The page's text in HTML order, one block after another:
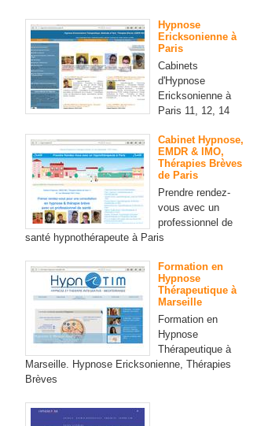
Hypnose
Ericksonienne à
Paris
Cabinets
d'Hypnose
Ericksonienne à
Paris 11, 12, 14
Cabinet Hypnose,
EMDR & IMO,
Thérapies Brèves
de Paris
Prendre rendez-
vous avec un
professionnel de
santé hypnothérapeute à Paris
Formation en
Hypnose
Thérapeutique à
Marseille
Formation en
Hypnose
Thérapeutique à
Marseille. Hypnose Ericksonienne, Thérapies
Brèves